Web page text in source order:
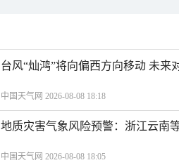
台风“灿鸿”将向偏西方向移动 未来
中国天气网 2026-08-08 18:18
地质灾害气象风险预警：浙江云南
中国天气网 2026-08-08 18:05